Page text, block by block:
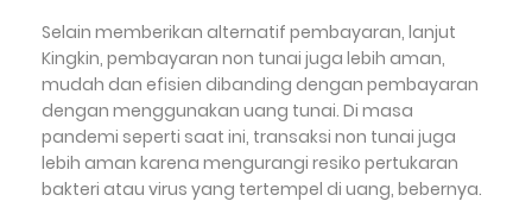
Selain memberikan alternatif pembayaran, lanjut
Kingkin, pembayaran non tunai juga lebih aman,
mudah dan efisien dibanding dengan pembayaran
dengan menggunakan uang tunai. Di masa
pandemi seperti saat ini, transaksi non tunai juga
lebih aman karena mengurangi resiko pertukaran
bakteri atau virus yang tertempel di uang, bebernya.